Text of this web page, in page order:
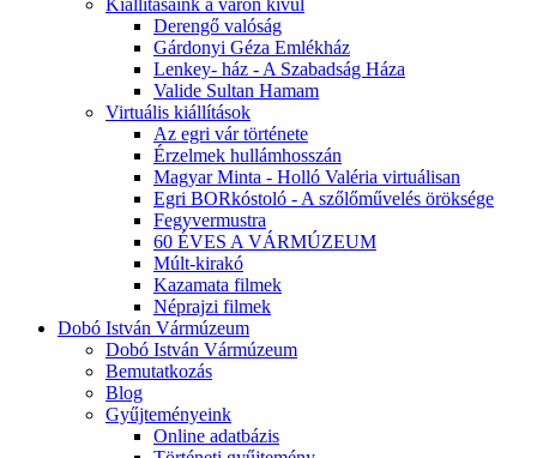
Kiállításaink a váron kívül
Derengő valóság
Gárdonyi Géza Emlékház
Lenkey- ház - A Szabadság Háza
Valide Sultan Hamam
Virtuális kiállítások
Az egri vár története
Érzelmek hullámhosszán
Magyar Minta - Holló Valéria virtuálisan
Egri BORkóstoló - A szőlőművelés öröksége
Fegyvermustra
60 ÉVES A VÁRMÚZEUM
Múlt-kirakó
Kazamata filmek
Néprajzi filmek
Dobó István Vármúzeum
Dobó István Vármúzeum
Bemutatkozás
Blog
Gyűjteményeink
Online adatbázis